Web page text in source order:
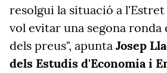
resolgui la situació a l'Estret
vol evitar una segona
dels preus", apunta Josep
dels Estudis d'Economia i